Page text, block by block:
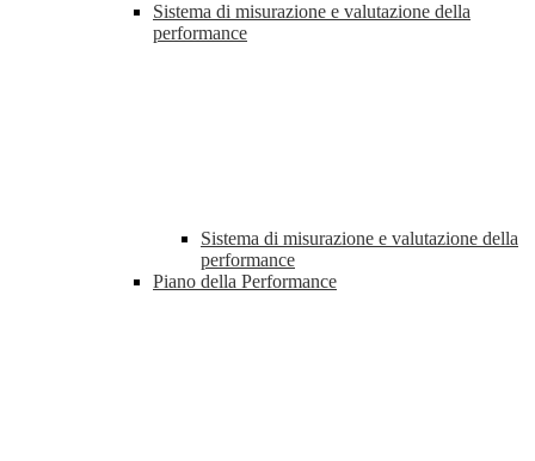
Sistema di misurazione e valutazione della
performance
Sistema di misurazione e valutazione della
performance
Piano della Performance